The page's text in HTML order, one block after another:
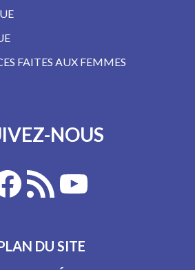
FAITES AUX FEMMES
NOUS
DU SITE